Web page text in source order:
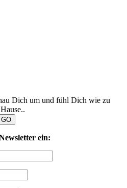
Dich um und fühl Dich wie zu
Hause..
ein: